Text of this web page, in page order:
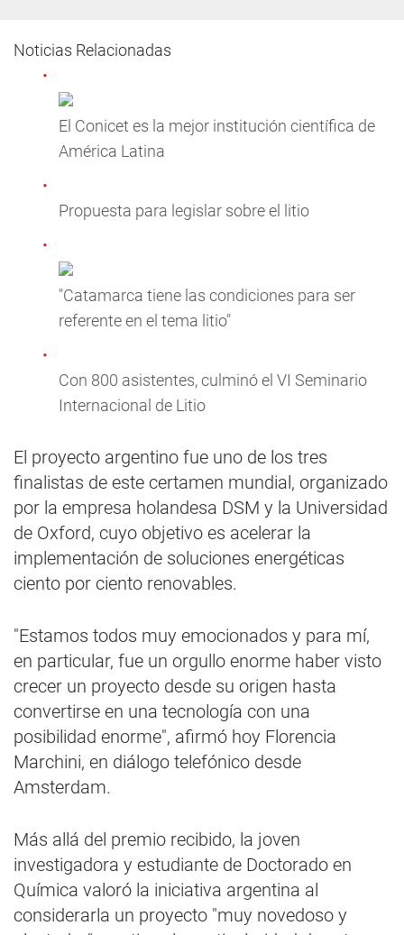
Noticias Relacionadas
El Conicet es la mejor institución científica de
América Latina
Propuesta para legislar sobre el litio
"Catamarca tiene las condiciones para ser
referente en el tema litio"
Con 800 asistentes, culminó el VI Seminario
Internacional de Litio
El proyecto argentino fue uno de los tres
finalistas de este certamen mundial, organizado
por la empresa holandesa DSM y la Universidad
de Oxford, cuyo objetivo es acelerar la
implementación de soluciones energéticas
ciento por ciento renovables.
"Estamos todos muy emocionados y para mí,
en particular, fue un orgullo enorme haber visto
crecer un proyecto desde su origen hasta
convertirse en una tecnología con una
posibilidad enorme", afirmó hoy Florencia
Marchini, en diálogo telefónico desde
Amsterdam.
Más allá del premio recibido, la joven
investigadora y estudiante de Doctorado en
Química valoró la iniciativa argentina al
considerarla un proyecto "muy novedoso y